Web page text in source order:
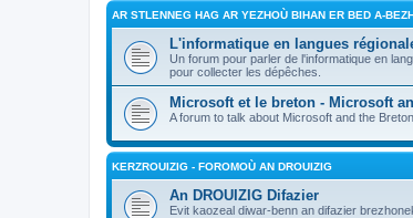
AR STLENNEG HAG AR YEZHOÙ BIHAN ER BED A-
L'informatique en langues
Un forum pour parler de l'informatique en
pour collecter les dépêches.
Microsoft et le breton - Microsoft
A forum to talk about Microsoft and the
KERZROUIZIG - FOROMOÙ AN DROUIZIG
An DROUIZIG Difazier
Evit kaozeal diwar-benn an difazier